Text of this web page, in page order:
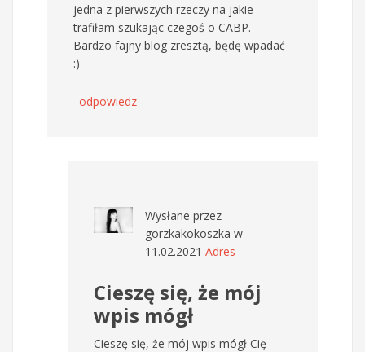
jedna z pierwszych rzeczy na jakie
trafiłam szukając czegoś o CABP.
Bardzo fajny blog zresztą, będę wpadać
:)
odpowiedz
Wysłane przez
gorzkakokoszka w
11.02.2021 Adres
Cieszę się, że mój
wpis mógł
Cieszę się, że mój wpis mógł Cię